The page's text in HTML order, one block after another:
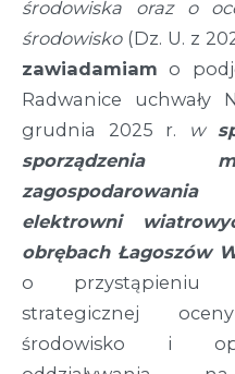
środowiska oraz o
środowisko(Dz. U. z
zawiadamiam o
Radwanice uchwały
grudnia 2025 r. w
sporządzenia
elektrowni
obrębach Łagoszów
o przystąpieniu
strategicznej
środowisko i